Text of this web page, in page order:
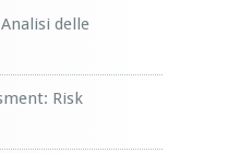
delle
Risk